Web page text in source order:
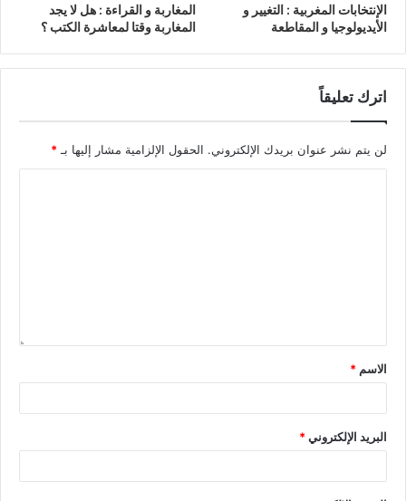
الإنتخابات المغربية : التغيير و
الأيديولوجيا و المقاطعة
المغاربة و القراءة : هل لا يجد
المغاربة وقتا لمعاشرة الكتب ؟
اترك تعليقاً
لن يتم نشر عنوان بريدك الإلكتروني. الحقول الإلزامية مشار إليها بـ *
الاسم *
البريد الإلكتروني*